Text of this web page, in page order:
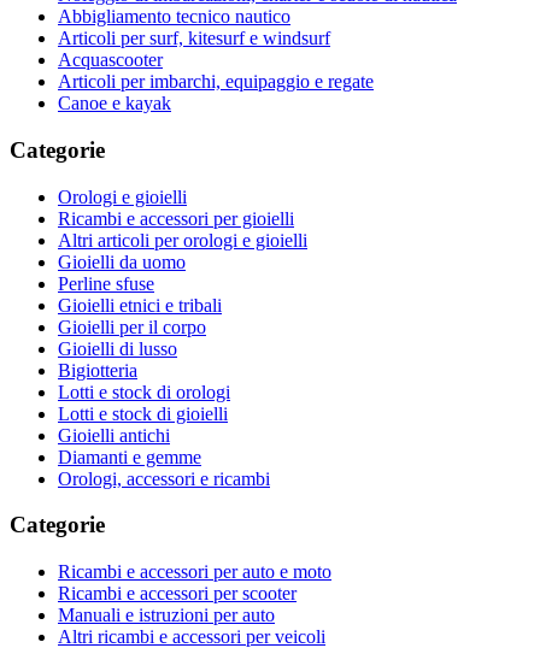
Abbigliamento tecnico nautico
Articoli per surf, kitesurf e windsurf
Acquascooter
Articoli per imbarchi, equipaggio e regate
Canoe e kayak
Categorie
Orologi e gioielli
Ricambi e accessori per gioielli
Altri articoli per orologi e gioielli
Gioielli da uomo
Perline sfuse
Gioielli etnici e tribali
Gioielli per il corpo
Gioielli di lusso
Bigiotteria
Lotti e stock di orologi
Lotti e stock di gioielli
Gioielli antichi
Diamanti e gemme
Orologi, accessori e ricambi
Categorie
Ricambi e accessori per auto e moto
Ricambi e accessori per scooter
Manuali e istruzioni per auto
Altri ricambi e accessori per veicoli